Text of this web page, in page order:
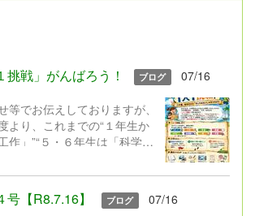
挑戦」がんばろう！ ブログ 07/16
等でお伝えしておりますが、
より、これまでの“１年生か
作」”“５・６年生は「科学研
たに「1人1挑戦」を実施い
、子どもたちの興味や関心は
しています。また、これから
【R8.7.16】 ブログ 07/16